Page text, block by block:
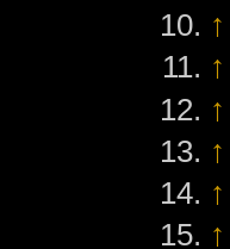
↑
↑
↑
↑
↑
↑